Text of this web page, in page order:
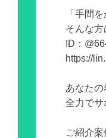
「手間
そんな
ID：
https://
あなたの
全力でサ
ご紹介